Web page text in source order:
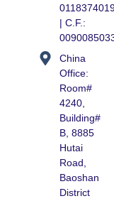
| C.F.:
China
Office:
Room#
4240,
Building#
B, 8885
Hutai
Road,
Baoshan
District